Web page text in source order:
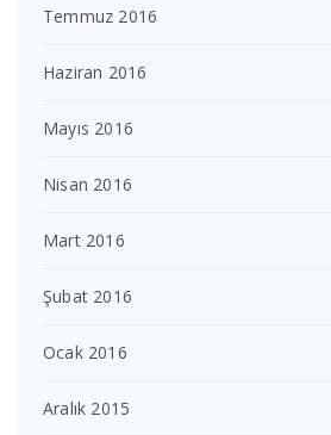
Temmuz 2016
Haziran 2016
Mayıs 2016
Nisan 2016
Mart 2016
Şubat 2016
Ocak 2016
Aralık 2015